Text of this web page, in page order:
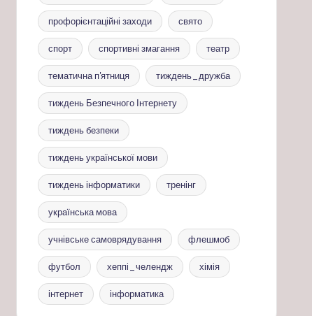
профорієнтаційні заходи свято
спорт спортивні змагання театр
тематична п'ятниця тиждень_дружба
тиждень Безпечного Інтернету
тиждень безпеки
тиждень української мови
тиждень інформатики тренінг
українська мова
учнівське самоврядування флешмоб
футбол хеппі_челендж хімія
інтернет інформатика